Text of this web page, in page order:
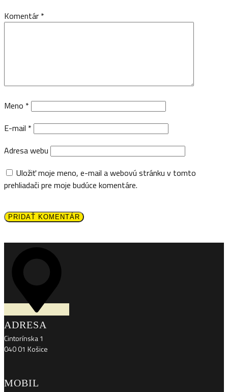
Komentár *
Meno *
E-mail *
Adresa webu
Uložiť moje meno, e-mail a webovú stránku v tomto
prehliadači pre moje budúce komentáre.
PRIDAŤ KOMENTÁR
ADRESA
Cintorínska 1
040 01 Košice
MOBIL